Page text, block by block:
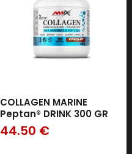
COLLAGEN MARINE
Peptan® DRINK 300 GR
44.50 €